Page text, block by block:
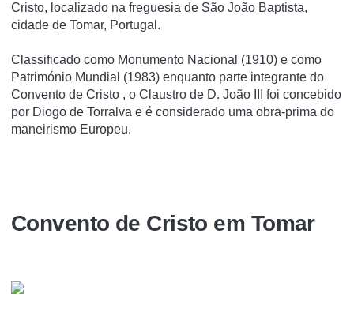
Cristo, localizado na freguesia de São João Baptista,
cidade de Tomar, Portugal.
Classificado como Monumento Nacional (1910) e como
Património Mundial (1983) enquanto parte integrante do
Convento de Cristo , o Claustro de D. João III foi concebido
por Diogo de Torralva e é considerado uma obra-prima do
maneirismo Europeu.
Convento de Cristo em Tomar